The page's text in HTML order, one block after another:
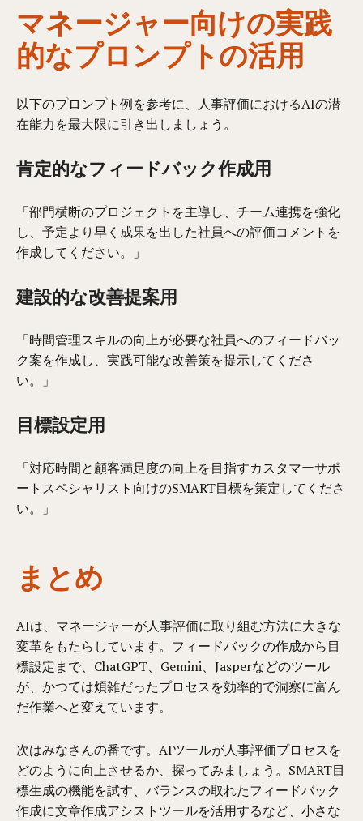
マネージャー向けの実践
的なプロンプトの活用
以下のプロンプト例を参考に、人事評価におけるAIの潜
在能力を最大限に引き出しましょう。
肯定的なフィードバック作成用
「部門横断のプロジェクトを主導し、チーム連携を強化
し、予定より早く成果を出した社員への評価コメントを
作成してください。」
建設的な改善提案用
「時間管理スキルの向上が必要な社員へのフィードバッ
ク案を作成し、実践可能な改善策を提示してくださ
い。」
目標設定用
「対応時間と顧客満足度の向上を目指すカスタマーサポ
ートスペシャリスト向けのSMART目標を策定してくださ
い。」
まとめ
AIは、マネージャーが人事評価に取り組む方法に大きな
変革をもたらしています。フィードバックの作成から目
標設定まで、ChatGPT、Gemini、Jasperなどのツール
が、かつては煩雑だったプロセスを効率的で洞察に富ん
だ作業へと変えています。
次はみなさんの番です。AIツールが人事評価プロセスを
どのように向上させるか、探ってみましょう。SMART目
標生成の機能を試す、バランスの取れたフィードバック
作成に文章作成アシストツールを活用するなど、小さな